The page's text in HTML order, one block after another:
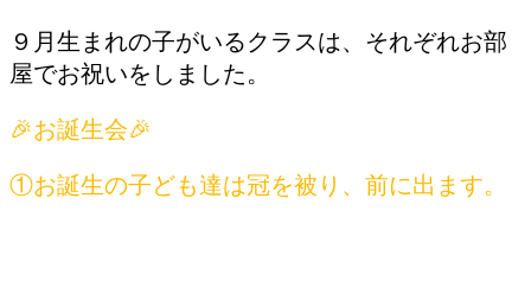
９月生まれの子がいるクラスは、それぞれお部
屋でお祝いをしました。
🎉お誕生会🎉
①お誕生の子ども達は冠を被り、前に出ます。